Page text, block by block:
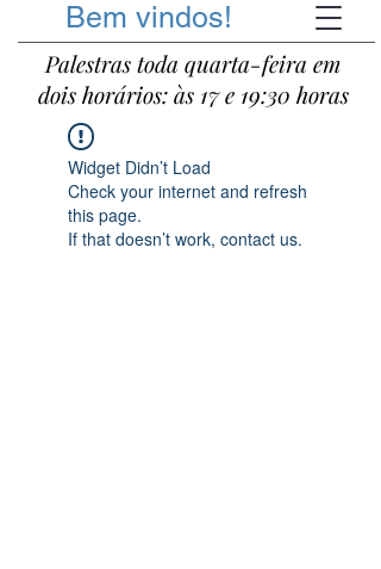
Bem vindos!
Palestras toda quarta-feira em
dois horários: às 17 e 19:30 horas
Widget Didn’t Load
Check your internet and refresh
this page.
If that doesn’t work, contact us.